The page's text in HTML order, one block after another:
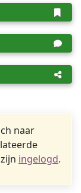
naar
ingelogd.